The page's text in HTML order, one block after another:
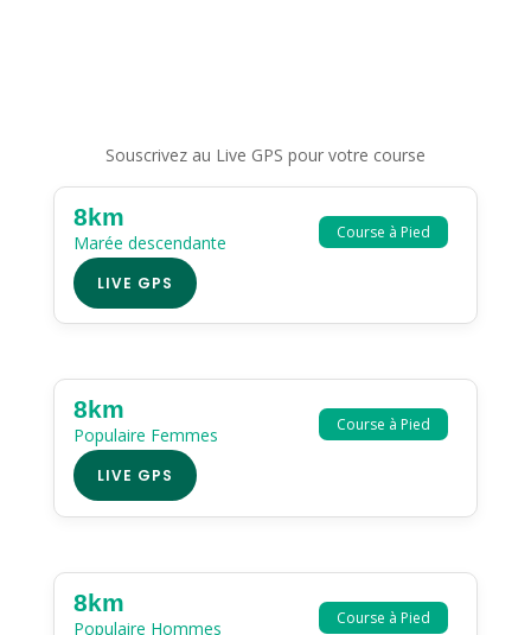
Souscrivez au Live GPS pour votre course
Course à Pied
8km
Marée descendante
LIVE GPS
Course à Pied
8km
Populaire Femmes
LIVE GPS
Course à Pied
8km
Populaire Hommes